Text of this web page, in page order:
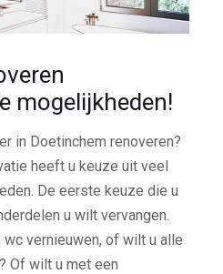
mogelijkheden!
in Doetinchem renoveren?
heeft u keuze uit veel
De eerste keuze die u
u wilt vervangen.
vernieuwen, of wilt u alle
Of wilt u met een